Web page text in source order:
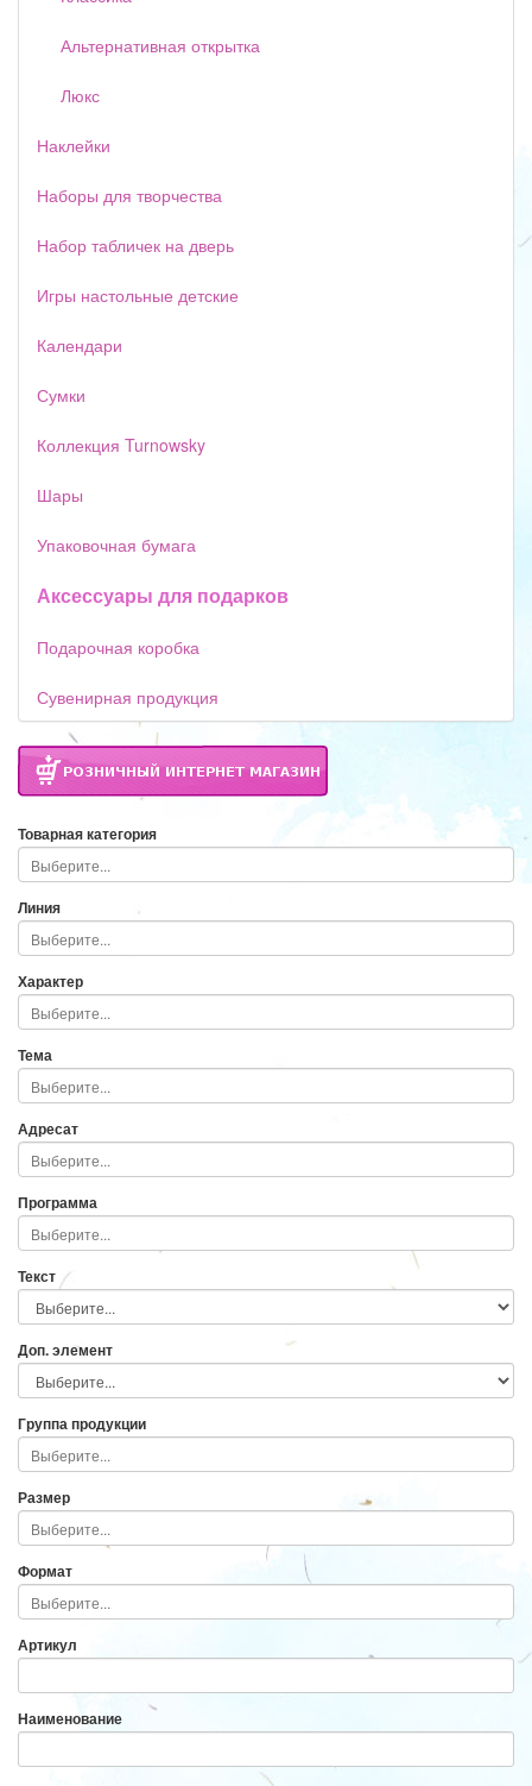
Альтернативная открытка
Люкс
Наклейки
Наборы для творчества
Набор табличек на дверь
Игры настольные детские
Календари
Сумки
Коллекция Turnowsky
Шары
Упаковочная бумага
Аксессуары для подарков
Подарочная коробка
Сувенирная продукция
Товарная категория
Линия
Характер
Тема
Адресат
Программа
Текст
Доп. элемент
Группа продукции
Размер
Формат
Артикул
Наименование